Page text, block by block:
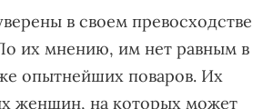
в своем превосходстве
их мнению, им нет равным в
опытнейших поваров. Их
женщин, на которых может